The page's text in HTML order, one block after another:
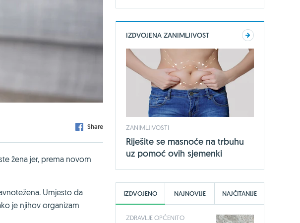
Share
žena jer, prema novom
Umjesto da
je njihov organizam
IZDVOJENA ZANIMLJIVOST
ZANIMLJIVOSTI
Riješite se masnoće na trbuhu
uz pomoć ovih sjemenki
IZDVOJENO NAJNOVIJE NAJČITANIJE
ZDRAVLJE OPĆENITO